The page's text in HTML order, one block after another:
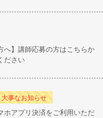
へ】講師応募の方はこちらか
ださい
大事なお知らせ
ホアプリ決済をご利用いただ